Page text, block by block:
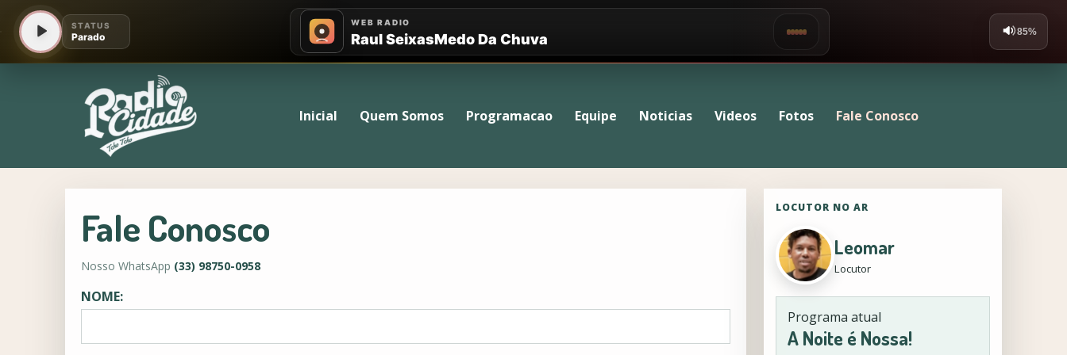
Inicial Quem Somos Programacao Equipe Noticias Videos Fotos Fale Conosco
Fale Conosco
Nosso WhatsApp (33) 98750-0958
NOME:
LOCUTOR NO AR
Leomar
Locutor
Programa atual
A Noite é Nossa!